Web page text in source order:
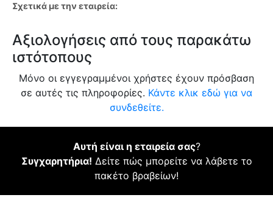
Σχετικά με την εταιρεία:
Αξιολογήσεις από τους παρακάτω
ιστότοπους
Μόνο οι εγγεγραμμένοι χρήστες έχουν πρόσβαση
σε αυτές τις πληροφορίες. Κάντε κλικ εδώ για να
συνδεθείτε.
Αυτή είναι η εταιρεία σας?
Συγχαρητήρια! Δείτε πώς μπορείτε να λάβετε το
πακέτο βραβείων!